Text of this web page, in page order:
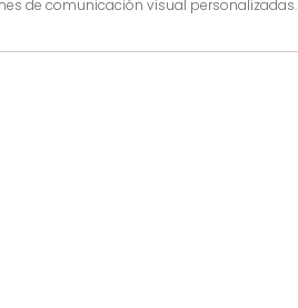
de comunicación visual personalizadas.